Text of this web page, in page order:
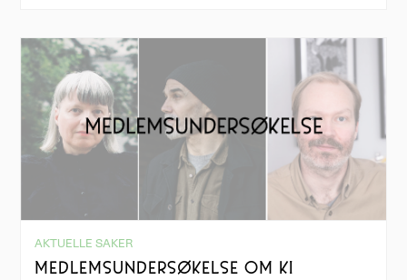
AKTUELLE SAKER
MEDLEMSUNDERSØKELSE OM KI